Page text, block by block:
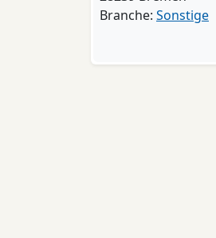
Branche: Sonstige